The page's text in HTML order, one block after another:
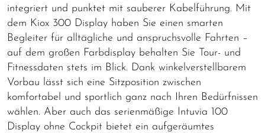
integriert und punktet mit sauberer Kabelführung. Mit
dem Kiox 300 Display haben Sie einen smarten
Begleiter für alltägliche und anspruchsvolle Fahrten –
auf dem großen Farbdisplay behalten Sie Tour- und
Fitnessdaten stets im Blick. Dank winkelverstellbarem
Vorbau lässt sich eine Sitzposition zwischen
komfortabel und sportlich ganz nach Ihren Bedürfnissen
wählen. Aber auch das serienmäßige Intuvia 100
Display ohne Cockpit bietet ein aufgeräumtes